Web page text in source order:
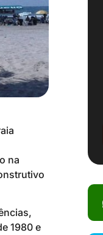
na
1980 e